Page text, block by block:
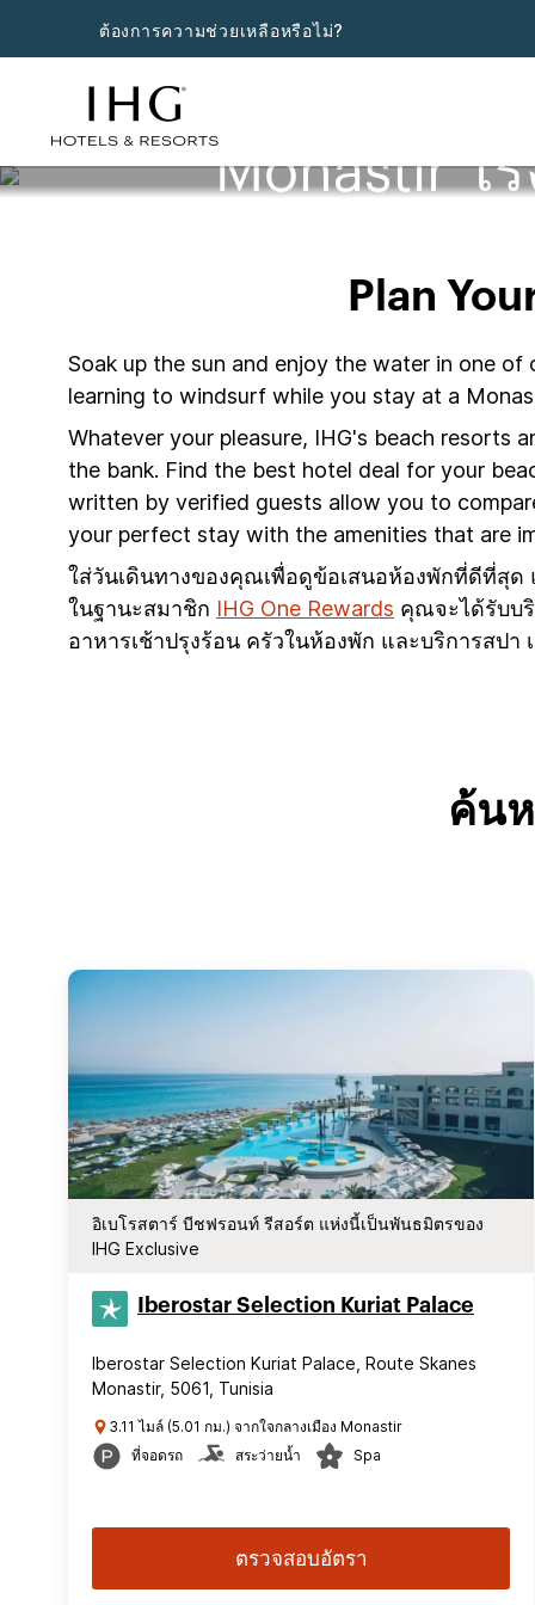
ต้องการความช่วยเหลือหรือไม่?
Monastir โ
Plan
Soak up the sun and enjoy the water in one
learning to windsurf while you stay at a
Whatever your pleasure, IHG's beach resorts
the bank. Find the best hotel deal for your
written by verified guests allow you to
your perfect stay with the amenities that are
ใส่วันเดินทางของคุณเพื่อดูข้อเสนอห้องพักที่ดีที่สุ
ในฐานะสมาชิก IHG One Rewards คุณจะได้รับบ
อาหารเช้าปรุงร้อน ครัวในห้องพัก และบริการสป
ค้น
อิเบโรสตาร์ บีชฟรอนท์ รีสอร์ต แห่งนี้เป็นพันธมิตรของ
IHG Exclusive
Iberostar Selection​ Kuriat Palace
Iberostar Selection Kuriat Palace, Route Skanes
Monastir, 5061, Tunisia
3.11 ไมล์ (5.01 กม.) จากใจกลางเมือง Monastir
ที่จอดรถ
สระว่ายน้ำ Spa
ตรวจสอบอัตรา